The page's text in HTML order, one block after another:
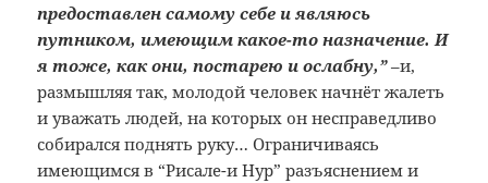
предоставлен самому себе и являюсь
путником, имеющим какое-то назначение. И
я тоже, как они, постарею и ослабну,”–и,
размышляя так, молодой человек начнёт жалеть
и уважать людей, на которых он несправедливо
собирался поднять руку… Ограничиваясь
имеющимся в “Рисале-и Нур” разъяснением и